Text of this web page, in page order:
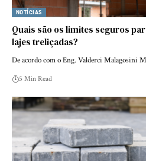
NOTÍCIAS
Quais são os limites seguros
lajes treliçadas?
De acordo com o Eng. Valderci Malagosini
5 Min Read